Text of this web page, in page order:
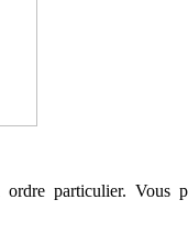
particulier. Vous